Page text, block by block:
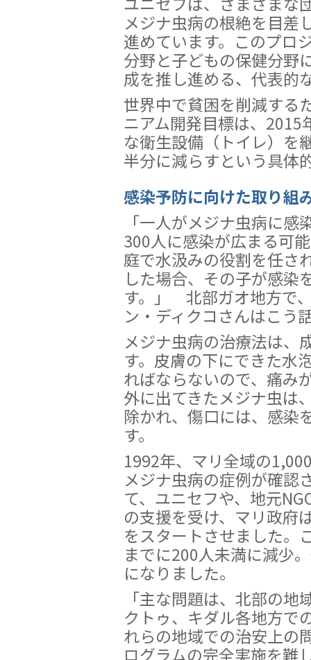
メジナ虫病の根絶を目差
進めています。このプロ
分野と子どもの保健分野
成を推し進める、代表的
世界中で貧困を削減する
ニアム開発目標は、
な衛生設備（トイレ）を
半分に減らすという具体
感染予防に向けた取り組
「一人がメジナ虫病に
300人に感染が広まる可
庭で水汲みの役割を任さ
した場合、その子が感染
す。」 北部ガオ地方で
ン・ディクコさんはこう
メジナ虫病の治療法は、
す。皮膚の下にできた水
ればならないので、痛み
外に出てきたメジナ虫は
除かれ、傷口には、感染
す。
1992年、マリ全域の
メジナ虫病の症例が確認
て、ユニセフや、地元
の支援を受け、マリ政府
をスタートさせました。
までに200人未満に減少
になりました。
「主な問題は、北部の
クトゥ、キダル各地方で
れらの地域での治安上の
ログラムの完全実施を難